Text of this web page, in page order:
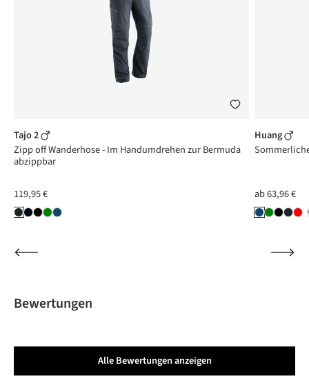
Tajo 2
Zipp off Wanderhose - Im Handumdrehen zur Bermuda
abzippbar
119,95 €
Huang
ab63,96 €
Bewertungen
Alle Bewertungen anzeigen